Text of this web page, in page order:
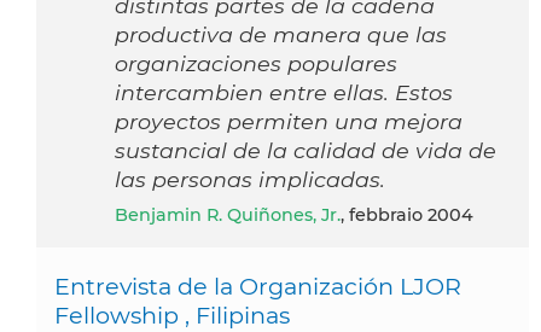
distintas partes de la cadena
productiva de manera que las
organizaciones populares
intercambien entre ellas. Estos
proyectos permiten una mejora
sustancial de la calidad de vida de
las personas implicadas.
Benjamin R. Quiñones, Jr., febbraio 2004
Entrevista de la Organización LJOR
Fellowship , Filipinas